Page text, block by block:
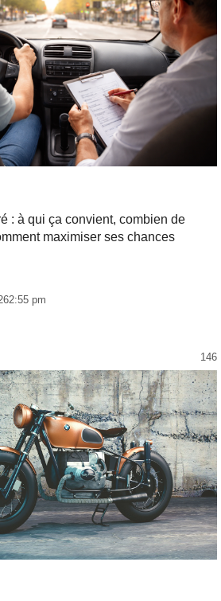
: à qui ça convient, combien de
maximiser ses chances
2:55 pm
146